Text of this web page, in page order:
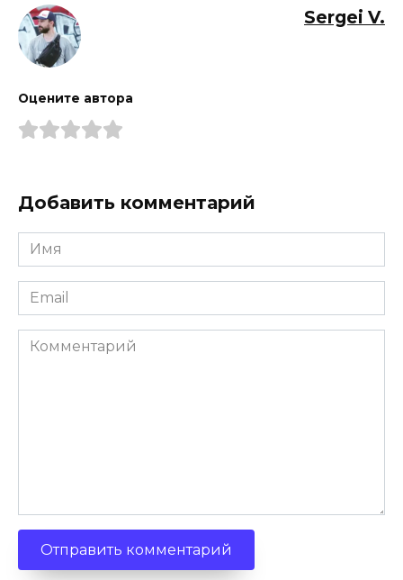
Sergei V.
Оцените автора
Добавить комментарий
Имя
*
Email
*
Комментарий